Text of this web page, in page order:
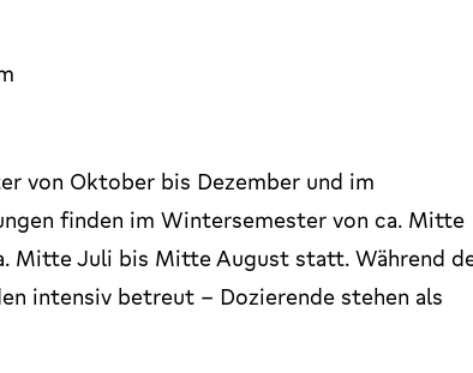
von Oktober bis Dezember und im
finden im Wintersemester von ca. Mitte
Mitte Juli bis Mitte August statt. Während
intensiv betreut – Dozierende stehen als